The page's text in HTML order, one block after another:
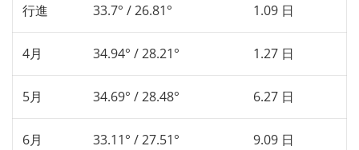
行進 33.7° / 26.81° 1.09 日
4月 34.94° / 28.21° 1.27 日
5月 34.69° / 28.48° 6.27 日
6月 33.11° / 27.51° 9.09 日